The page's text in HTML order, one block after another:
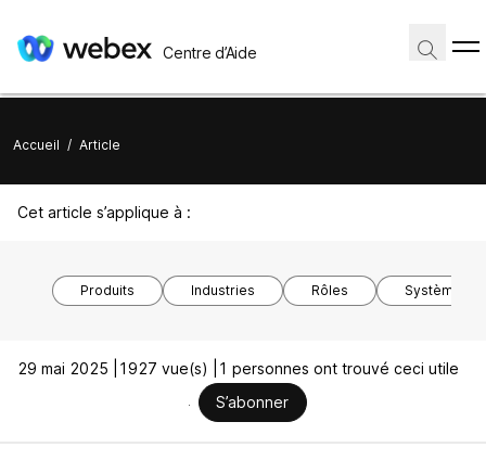
Centre d’Aide
Accueil / Article
Cet article s’applique à :
Produits Industries Rôles Système
29 mai 2025 | 1927 vue(s) |
1 personnes ont trouvé ceci utile
S’abonner